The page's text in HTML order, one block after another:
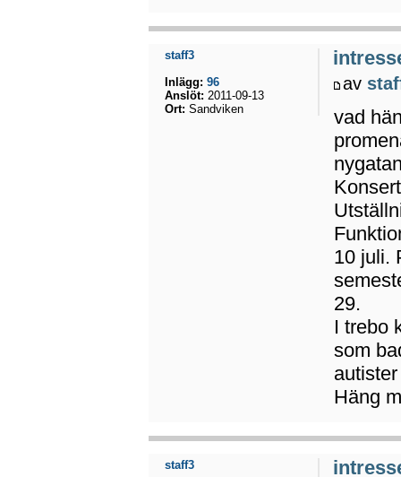
av
vad
10 juli.
29.
I trebo
som
Häng
staff3
Inlägg: 96
Anslöt: 2011-09-13
Ort: Sandviken
staff3